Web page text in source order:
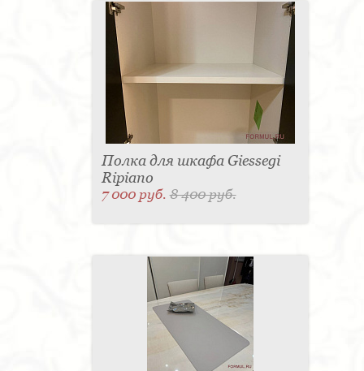
Полка для шкафа Giessegi
Ripiano
7 000 руб.8 400 руб.